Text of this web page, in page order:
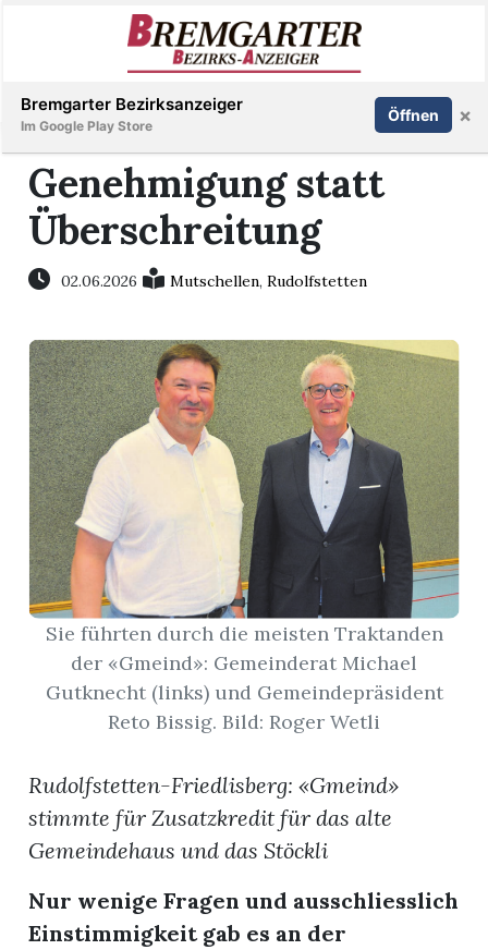
Immobilien
Veranstaltungen
Stellen
E-
Paper
Newsletter
App
Inserieren Abonnieren Anmelden
Genehmigung statt
Überschreitung
02.06.2026 Mutschellen,Rudolfstetten
Sie führten durch die meisten Traktanden
der «Gmeind»: Gemeinderat Michael
Gutknecht (links) und Gemeindepräsident
Reto Bissig. Bild: Roger Wetli
Rudolfstetten-Friedlisberg: «Gmeind»
stimmte für Zusatzkredit für das alte
Gemeindehaus und das Stöckli
Nur wenige Fragen und ausschliesslich
Einstimmigkeit gab es an der
Bremgarter Bezirksanzeiger
Im Google Play Store
Öffnen ×